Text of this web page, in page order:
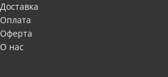
Доставка
Оплата
Оферта
О нас